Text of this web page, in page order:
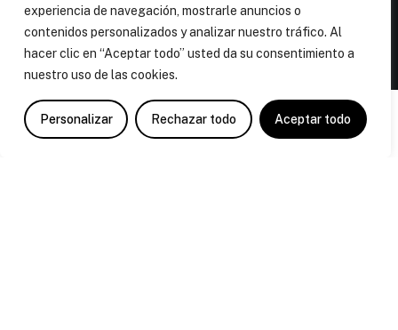
experiencia de navegación, mostrarle anuncios o
contenidos personalizados y analizar nuestro tráfico. Al
hacer clic en “Aceptar todo” usted da su consentimiento a
nuestro uso de las cookies.
Personalizar Rechazar todo Aceptar todo